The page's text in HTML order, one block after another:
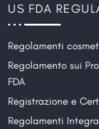
US FDA
Regolamenti
Regolamento sui
FDA
Registrazione e
Regolamenti